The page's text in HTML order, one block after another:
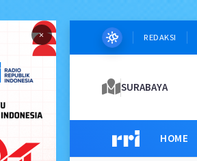
× REDAKSI
SURABAYA
HOME